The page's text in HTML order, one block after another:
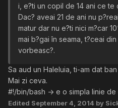
i, e?ti un copil de 14 ani ce te
Dac? aveai 21 de ani nu
matur dar nu e?ti nici m?car
mai b?gai în seama, t?ceai
vorbeasc?.
Sa aud un Haleluia, ti-am dat
Mai zi ceva.
#!/bin/bash -> e o simpla linie de
Edited September 4, 2014 by